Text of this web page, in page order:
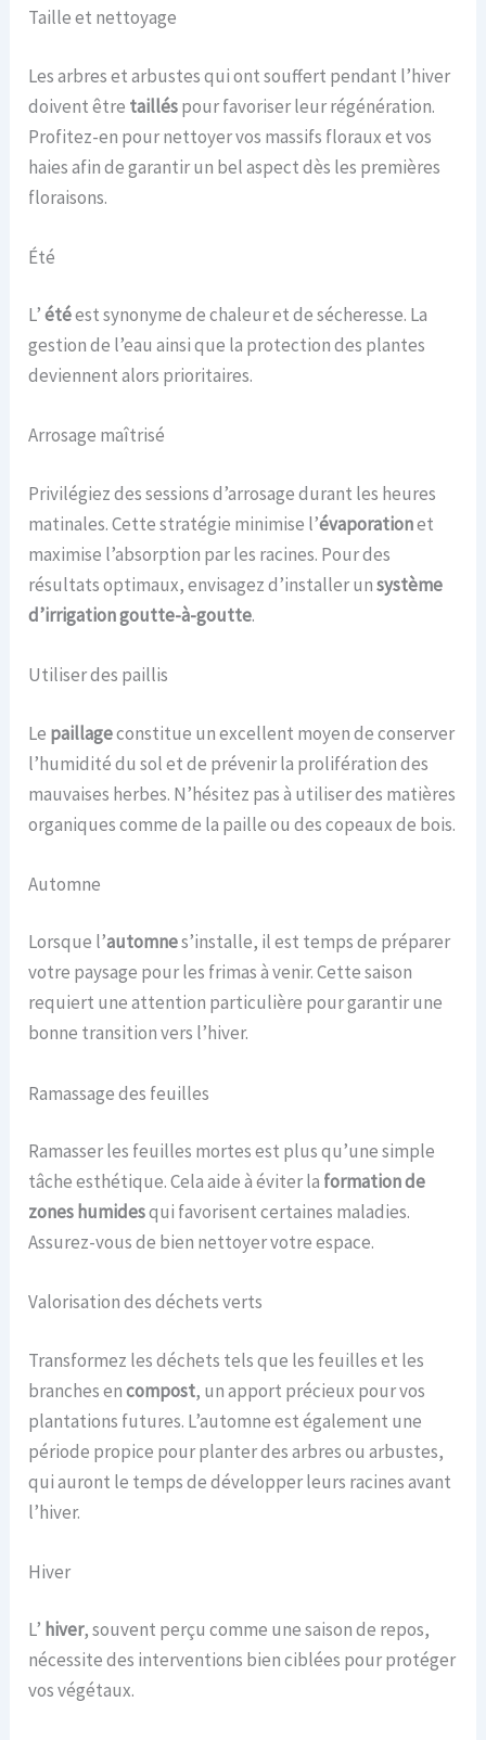
Taille et nettoyage
Les arbres et arbustes qui ont souffert pendant l’hiver
doivent être tailléspour favoriser leur régénération.
Profitez-en pour nettoyer vos massifs floraux et vos
haies afin de garantir un bel aspect dès les premières
floraisons.
Été
L’étéest synonyme de chaleur et de sécheresse. La
gestion de l’eau ainsi que la protection des plantes
deviennent alors prioritaires.
Arrosage maîtrisé
Privilégiez des sessions d’arrosage durant les heures
matinales. Cette stratégie minimise l’évaporationet
maximise l’absorption par les racines. Pour des
résultats optimaux, envisagez d’installer unsystème
d’irrigation goutte-à-goutte.
Utiliser des paillis
Le paillageconstitue un excellent moyen de conserver
l’humidité du sol et de prévenir la prolifération des
mauvaises herbes. N’hésitez pas à utiliser des matières
organiques comme de la paille ou des copeaux de bois.
Automne
Lorsque l’automnes’installe, il est temps de préparer
votre paysage pour les frimas à venir. Cette saison
requiert une attention particulière pour garantir une
bonne transition vers l’hiver.
Ramassage des feuilles
Ramasser les feuilles mortes est plus qu’une simple
tâche esthétique. Cela aide à éviter la formation de
zones humidesqui favorisent certaines maladies.
Assurez-vous de bien nettoyer votre espace.
Valorisation des déchets verts
Transformez les déchets tels que les feuilles et les
branches encompost, un apport précieux pour vos
plantations futures. L’automne est également une
période propice pour planter des arbres ou arbustes,
qui auront le temps de développer leurs racines avant
l’hiver.
Hiver
L’ hiver, souvent perçu comme une saison de repos,
nécessite des interventions bien ciblées pour protéger
vos végétaux.